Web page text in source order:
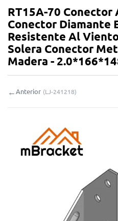
Sobre nosotros
Contacto
Descargas
Mis consultas
🌐 Language▼
RT15A-70 Conector
Conector Diamante
Resistente Al
Solera Conector
Madera -
←Anterior (LJ-241218)